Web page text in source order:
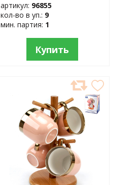
артикул: 96855
кол-во в уп.: 9
мин. партия: 1
Купить
ИЗБРАННОЕ